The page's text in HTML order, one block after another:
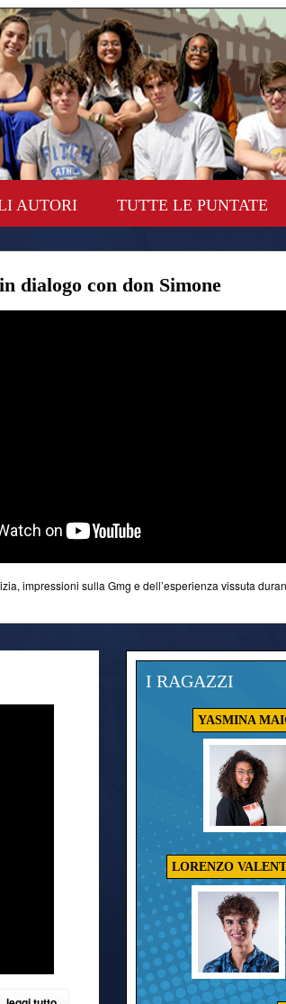
AUTORI TUTTE LE PUNTATE
dialogo con don Simone
impressioni sulla Gmg e dell’esperienza vissuta
I RAGAZZI
YASMINA
LORENZO